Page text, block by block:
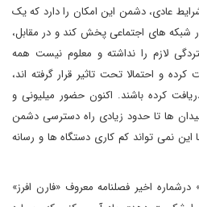
عادی، دشمن این امکان را دارد که یک
شبکه های اجتماعی پخش کند و در مقابل،
لازم را نداشته و معلوم نیست همه
و احتمالا تحت تاثیر قرار گرفته اند،
کرده باشند. اکنون حضور میلیونی و
ها تا حدود زیادی راه دسترسی دشمن
نمی تواند کم کاری دستگاه ها و رسانه
درشماره اخیر فصلنامه معروف «فارن افرز»